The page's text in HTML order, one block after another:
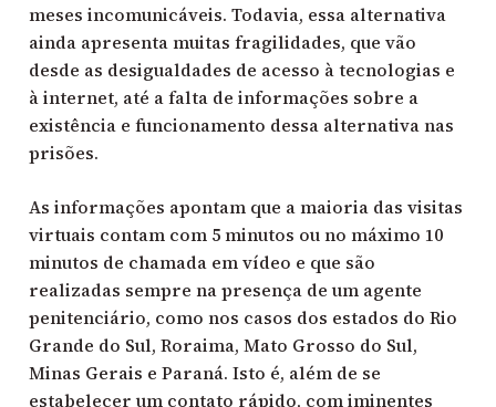
meses incomunicáveis. Todavia, essa alternativa
ainda apresenta muitas fragilidades, que vão
desde as desigualdades de acesso à tecnologias e
à internet, até a falta de informações sobre a
existência e funcionamento dessa alternativa nas
prisões.
As informações apontam que a maioria das visitas
virtuais contam com 5 minutos ou no máximo 10
minutos de chamada em vídeo e que são
realizadas sempre na presença de um agente
penitenciário, como nos casos dos estados do Rio
Grande do Sul, Roraima, Mato Grosso do Sul,
Minas Gerais e Paraná. Isto é, além de se
estabelecer um contato rápido, com iminentes